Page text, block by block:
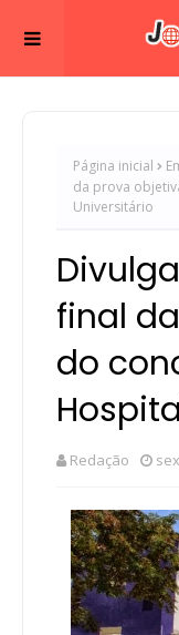
Página inicial
da prova
Universitário
final
do
Redação